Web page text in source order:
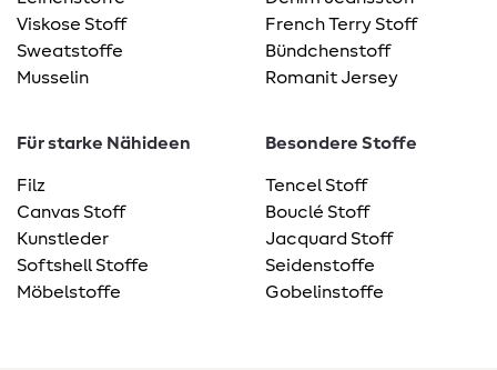
Viskose Stoff
Sweatstoffe
Musselin
French Terry Stoff
Bündchenstoff
Romanit Jersey
Für starke Nähideen
Filz
Canvas Stoff
Kunstleder
Softshell Stoffe
Möbelstoffe
Besondere Stoffe
Tencel Stoff
Bouclé Stoff
Jacquard Stoff
Seidenstoffe
Gobelinstoffe